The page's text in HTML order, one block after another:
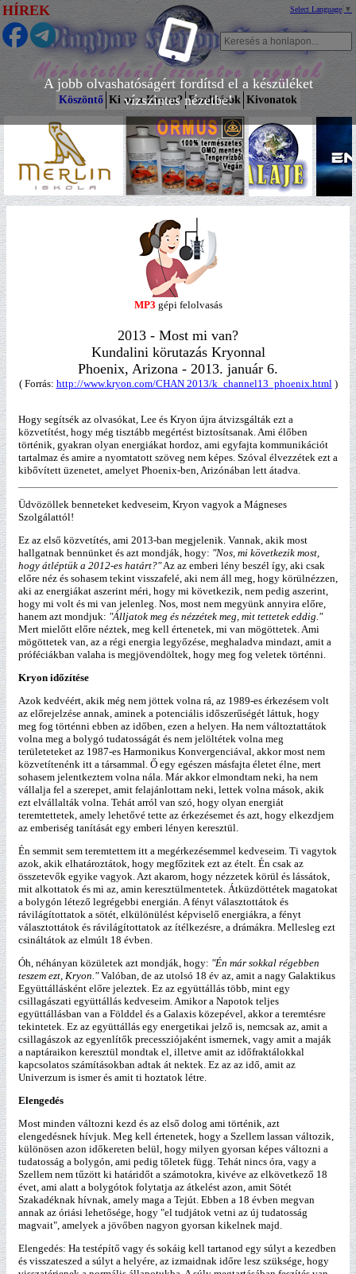
HÍREK Select Language ▼
A jobb olvashatóságért fordítsd el a készüléket
vízszintes nézetbe!
Köszöntő Ki az a Kryon? Fordítások Kivonatok
MP3 gépi felolvasás
2013 - Most mi van?
Kundalini körutazás Kryonnal
Phoenix, Arizona - 2013. január 6.
( Forrás: http://www.kryon.com/CHAN 2013/k_channel13_phoenix.html)
Hogy segítsék az olvasókat, Lee és Kryon újra átvizsgálták ezt a
közvetítést, hogy még tisztább megértést biztosítsanak. Ami élőben
történik, gyakran olyan energiákat hordoz, ami egyfajta kommunikációt
tartalmaz és amire a nyomtatott szöveg nem képes. Szóval élvezzétek ezt a
kibővített üzenetet, amelyet Phoenix-ben, Arizónában lett átadva.
Üdvözöllek benneteket kedveseim, Kryon vagyok a Mágneses
Szolgálattól!
Ez az első közvetítés, ami 2013-ban megjelenik. Vannak, akik most
hallgatnak bennünket és azt mondják, hogy: "Nos, mi következik most,
hogy átléptük a 2012-es határt?"Az az emberi lény beszél így, aki csak
előre néz és sohasem tekint visszafelé, aki nem áll meg, hogy körülnézzen,
aki az energiákat aszerint méri, hogy mi következik, nem pedig aszerint,
hogy mi volt és mi van jelenleg. Nos, most nem megyünk annyira előre,
hanem azt mondjuk: "Álljatok meg és nézzétek meg, mit tettetek eddig."
Mert mielőtt előre néztek, meg kell értenetek, mi van mögöttetek. Ami
mögöttetek van, az a régi energia legyőzése, meghaladva mindazt, amit a
próféciákban valaha is megjövendöltek, hogy meg fog veletek történni.
Kryon időzítése
Azok kedvéért, akik még nem jöttek volna rá, az 1989-es érkezésem volt
az előrejelzése annak, aminek a potenciális időszerűségét láttuk, hogy
meg fog történni ebben az időben, ezen a helyen. Ha nem változtattátok
volna meg a bolygó tudatosságát és nem jelöltétek volna meg
területeteket az 1987-es Harmonikus Konvergenciával, akkor most nem
közvetítenénk itt a társammal. Ő egy egészen másfajta életet élne, mert
sohasem jelentkeztem volna nála. Már akkor elmondtam neki, ha nem
vállalja fel a szerepet, amit felajánlottam neki, lettek volna mások, akik
ezt elvállalták volna. Tehát arról van szó, hogy olyan energiát
teremtettetek, amely lehetővé tette az érkezésemet és azt, hogy elkezdjem
az emberiség tanítását egy emberi lényen keresztül.
Én semmit sem teremtettem itt a megérkezésemmel kedveseim. Ti vagytok
azok, akik elhatároztátok, hogy megfőzitek ezt az ételt. Én csak az
összetevők egyike vagyok. Azt akarom, hogy nézzetek körül és lássátok,
mit alkottatok és mi az, amin keresztülmentetek. Átküzdöttétek magatokat
a bolygón létező legrégebbi energián. A fényt választottátok és
rávilágítottatok a sötét, elkülönülést képviselő energiákra, a fényt
választottátok és rávilágítottatok az ítélkezésre, a drámákra. Mellesleg ezt
csináltátok az elmúlt 18 évben.
Óh, néhányan közületek azt mondják, hogy: "Én már sokkal régebben
teszem ezt, Kryon."Valóban, de az utolsó 18 év az, amit a nagy Galaktikus
Együttállásként előre jeleztek. Ez az együttállás több, mint egy
csillagászati együttállás kedveseim. Amikor a Napotok teljes
együttállásban van a Földdel és a Galaxis közepével, akkor a teremtésre
tekintetek. Ez az együttállás egy energetikai jelző is, nemcsak az, amit a
csillagászok az egyenlítők precessziójaként ismernek, vagy amit a maják
a naptáraikon keresztül mondtak el, illetve amit az időfraktálokkal
kapcsolatos számításokban adtak át nektek. Ez az az idő, amit az
Univerzum is ismer és amit ti hoztatok létre.
Elengedés
Most minden változni kezd és az első dolog ami történik, azt
elengedésnek hívjuk. Meg kell értenetek, hogy a Szellem lassan változik,
különösen azon időkereten belül, hogy milyen gyorsan képes változni a
tudatosság a bolygón, ami pedig tőletek függ. Tehát nincs óra, vagy a
Szellem nem tűzött ki határidőt a számotokra, kivéve az elkövetkező 18
évet, ami alatt a bolygótok folytatja az átkelést azon, amit Sötét
Szakadéknak hívnak, amely maga a Tejút. Ebben a 18 évben megvan
annak az óriási lehetősége, hogy "el tudjátok vetni az új tudatosság
magvait", amelyek a jövőben nagyon gyorsan kikelnek majd.
Elengedés: Ha testépítő vagy és sokáig kell tartanod egy súlyt a kezedben
és visszateszed a súlyt a helyére, az izmaidnak időre lesz szüksége, hogy